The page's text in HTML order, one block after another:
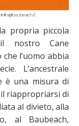
propria piccola
nostro Cane
l’uomo abbia
L’ancestrale
è una misura di
il riappropriarsi di
al divieto, alla
al Baubeach,